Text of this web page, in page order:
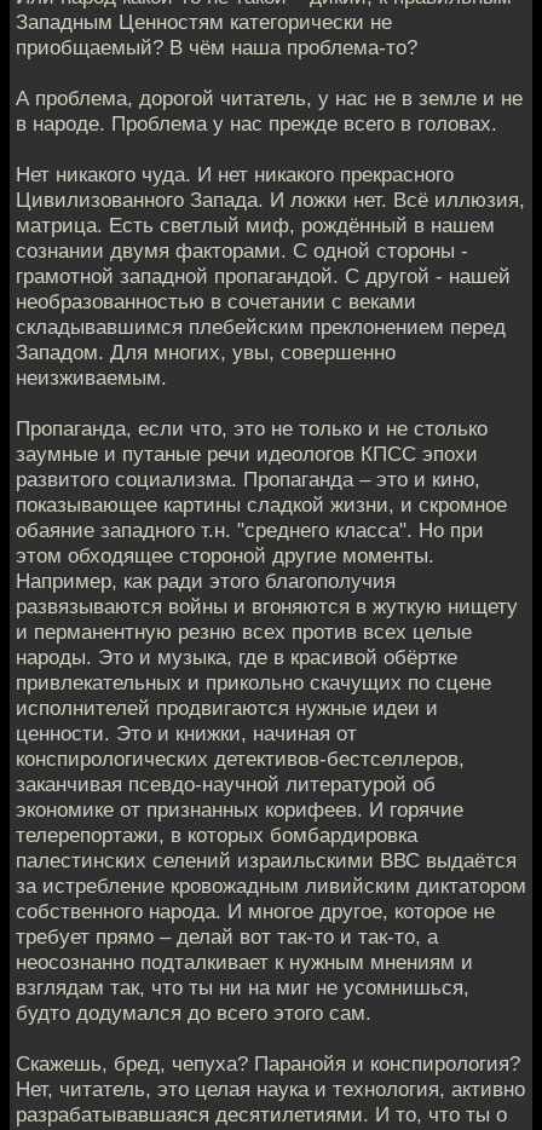
Западным Ценностям категорически не
приобщаемый? В чём наша проблема-то?
А проблема, дорогой читатель, у нас не в земле и не
в народе. Проблема у нас прежде всего в головах.
Нет никакого чуда. И нет никакого прекрасного
Цивилизованного Запада. И ложки нет. Всё иллюзия,
матрица. Есть светлый миф, рождённый в нашем
сознании двумя факторами. С одной стороны -
грамотной западной пропагандой. С другой - нашей
необразованностью в сочетании с веками
складывавшимся плебейским преклонением перед
Западом. Для многих, увы, совершенно
неизживаемым.
Пропаганда, если что, это не только и не столько
заумные и путаные речи идеологов КПСС эпохи
развитого социализма. Пропаганда – это и кино,
показывающее картины сладкой жизни, и скромное
обаяние западного т.н. "среднего класса". Но при
этом обходящее стороной другие моменты.
Например, как ради этого благополучия
развязываются войны и вгоняются в жуткую нищету
и перманентную резню всех против всех целые
народы. Это и музыка, где в красивой обёртке
привлекательных и прикольно скачущих по сцене
исполнителей продвигаются нужные идеи и
ценности. Это и книжки, начиная от
конспирологических детективов-бестселлеров,
заканчивая псевдо-научной литературой об
экономике от признанных корифеев. И горячие
телерепортажи, в которых бомбардировка
палестинских селений израильскими ВВС выдаётся
за истребление кровожадным ливийским диктатором
собственного народа. И многое другое, которое не
требует прямо – делай вот так-то и так-то, а
неосознанно подталкивает к нужным мнениям и
взглядам так, что ты ни на миг не усомнишься,
будто додумался до всего этого сам.
Скажешь, бред, чепуха? Паранойя и конспирология?
Нет, читатель, это целая наука и технология, активно
разрабатывавшаяся десятилетиями. И то, что ты о